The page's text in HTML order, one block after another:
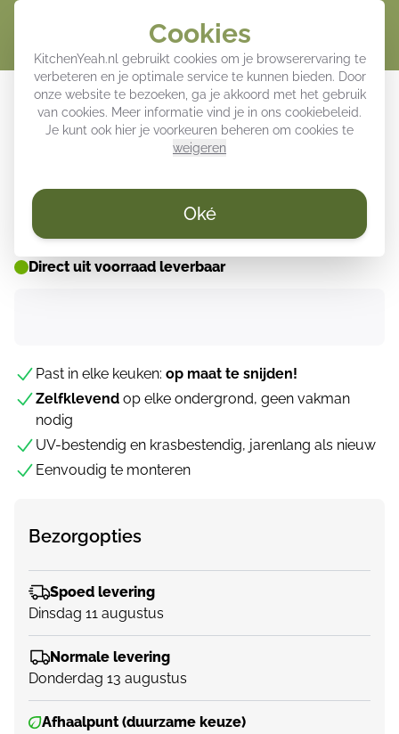
Cookies
KitchenYeah.nl gebruikt cookies om je browserervaring te
verbeteren en je optimale service te kunnen bieden. Door
onze website te bezoeken, ga je akkoord met het gebruik
van cookies. Meer informatie vind je in ons cookiebeleid.
Je kunt ook hier je voorkeuren beheren om cookies te
weigeren
Oké
Keuken achterwand - Patroon -
Klassiek - Kleurrijk
Direct uit voorraad leverbaar
Past in elke keuken: op maat te snijden!
Zelfklevend op elke ondergrond, geen vakman
nodig
UV-bestendig en krasbestendig, jarenlang als nieuw
Eenvoudig te monteren
Bezorgopties
Spoed levering
Dinsdag 11 augustus
Normale levering
Donderdag 13 augustus
Afhaalpunt (duurzame keuze)